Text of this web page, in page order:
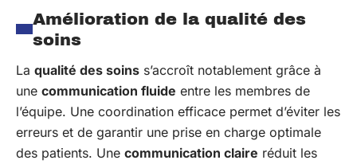
Amélioration de la qualité des
soins
La qualité des soins s’accroît notablement grâce à
une communication fluide entre les membres de
l’équipe. Une coordination efficace permet d’éviter les
erreurs et de garantir une prise en charge optimale
des patients. Une communication claire réduit les